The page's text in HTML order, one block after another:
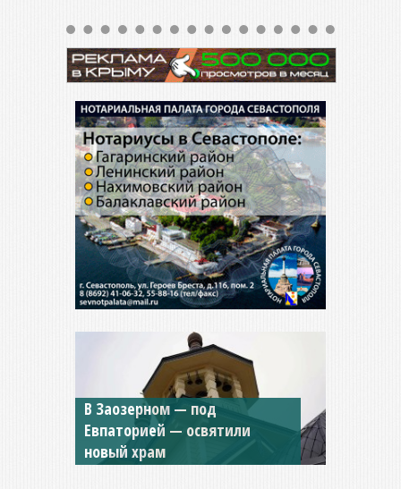
В Заозерном — под
Евпаторией — освятили
новый храм
Мужской монастырь Косьмы
и Дамиана в Крыму вновь
открыт для посещения